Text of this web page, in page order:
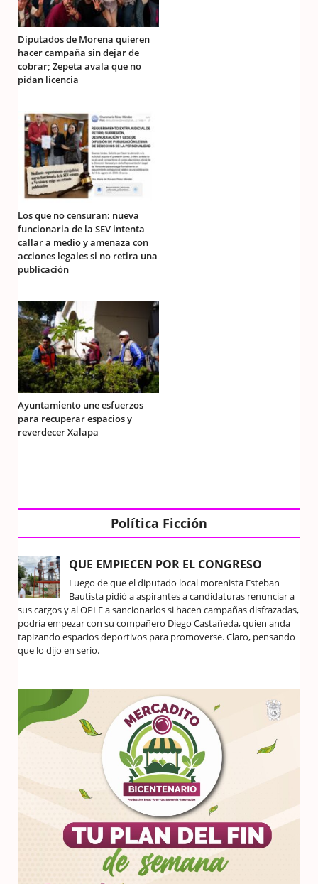
Diputados de Morena quieren
hacer campaña sin dejar de
cobrar; Zepeta avala que no
pidan licencia
Los que no censuran: nueva
funcionaria de la SEV intenta
callar a medio y amenaza con
acciones legales si no retira una
publicación
Ayuntamiento une esfuerzos
para recuperar espacios y
reverdecer Xalapa
Política Ficción
QUE EMPIECEN POR EL CONGRESO
Luego de que el diputado local morenista Esteban
Bautista pidió a aspirantes a candidaturas renunciar a
sus cargos y al OPLE a sancionarlos si hacen campañas disfrazadas,
podría empezar con su compañero Diego Castañeda, quien anda
tapizando espacios deportivos para promoverse. Claro, pensando
que lo dijo en serio.